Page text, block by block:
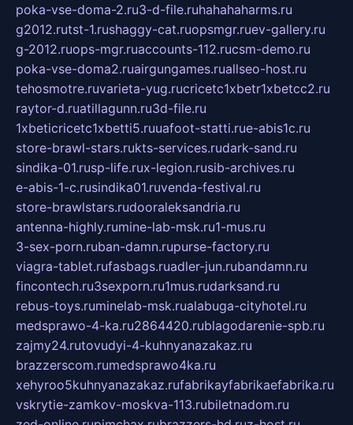
poka-vse-doma-2.ru3-d-file.ruhahahaharms.ru
g2012.rutst-1.rushaggy-cat.ruopsmgr.ruev-gallery.ru
g-2012.ruops-mgr.ruaccounts-112.rucsm-demo.ru
poka-vse-doma2.ruairgungames.ruallseo-host.ru
tehosmotre.ruvarieta-yug.rucricetc1xbetr1xbetcc2.ru
raytor-d.ruatillagunn.ru3d-file.ru
1xbeticricetc1xbetti5.ruuafoot-statti.rue-abis1c.ru
store-brawl-stars.rukts-services.rudark-sand.ru
sindika-01.rusp-life.rux-legion.rusib-archives.ru
e-abis-1-c.rusindika01.ruvenda-festival.ru
store-brawlstars.rudooraleksandria.ru
antenna-highly.rumine-lab-msk.ru1-mus.ru
3-sex-porn.ruban-damn.rupurse-factory.ru
viagra-tablet.rufasbags.ruadler-jun.rubandamn.ru
fincontech.ru3sexporn.ru1mus.rudarksand.ru
rebus-toys.ruminelab-msk.rualabuga-cityhotel.ru
medsprawo-4-ka.ru2864420.rublagodarenie-spb.ru
zajmy24.rutovudyi-4-kuhnyanazakaz.ru
brazzerscom.rumedsprawo4ka.ru
xehyroo5kuhnyanazakaz.rufabrikayfabrikaefabrika.ru
vskrytie-zamkov-moskva-113.rubiletnadom.ru